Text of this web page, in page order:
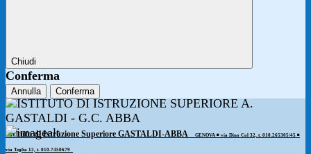
Chiudi
Conferma
Annulla Conferma
Istituto di Istruzione Superiore GASTALDI-ABBA GENOVA ◾️ via Dino Col 32, t. 010.265305/45 ◾️
via Teglia 12, t. 010.7450679